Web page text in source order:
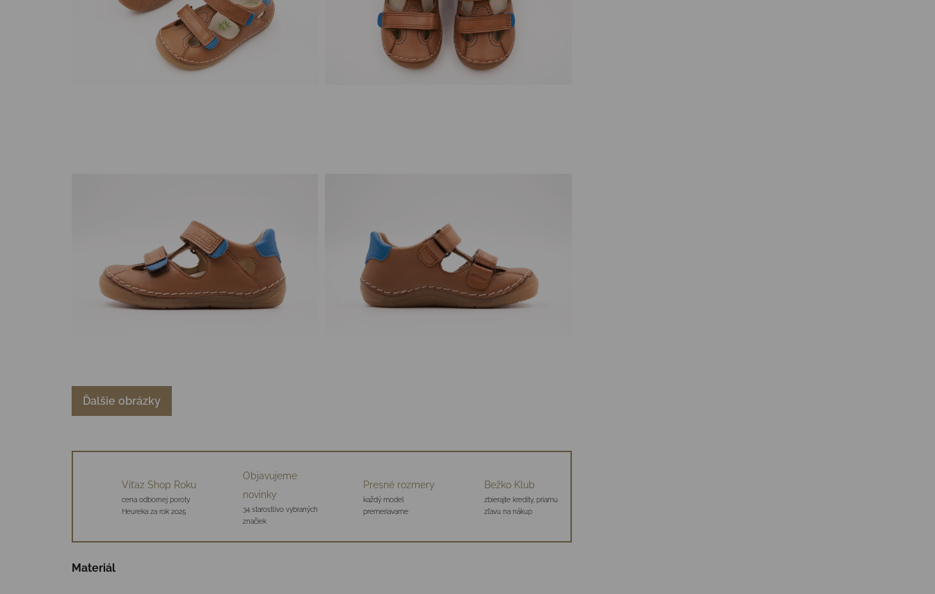
Ďalšie obrázky
Víťaz Shop Roku
cena odbornej poroty
Heureka za rok 2025
Objavujeme
novinky
34 starostlivo vybraných
značiek
Presné rozmery
každý model
premeriavame
Bežko Klub
zbierajte kredity, priamu
zľavu na nákup
Materiál